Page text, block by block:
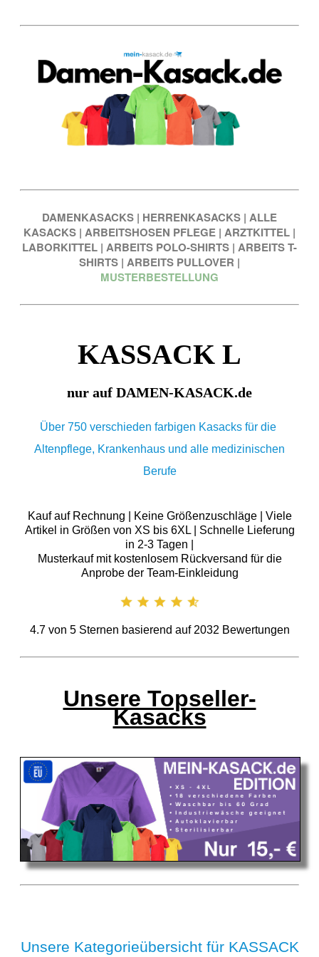
DAMENKASACKS | HERRENKASACKS | ALLE
KASACKS | ARBEITSHOSEN PFLEGE | ARZTKITTEL |
LABORKITTEL | ARBEITS POLO-SHIRTS | ARBEITS T-
SHIRTS | ARBEITS PULLOVER |
MUSTERBESTELLUNG
KASSACK L
nur auf DAMEN-KASACK.de
Über 750 verschieden farbigen Kasacks für die
Altenpflege, Krankenhaus und alle medizinischen
Berufe
Kauf auf Rechnung | Keine Größenzuschläge | Viele
Artikel in Größen von XS bis 6XL | Schnelle Lieferung
in 2-3 Tagen |
Musterkauf mit kostenlosem Rückversand für die
Anprobe der Team-Einkleidung
4.7von 5Sternen basierend auf 2032 Bewertungen
Unsere Topseller-
Kasacks
Unsere Kategorieübersicht für KASSACK